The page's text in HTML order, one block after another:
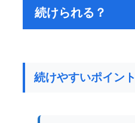
続けられる？
続けやすいポイント